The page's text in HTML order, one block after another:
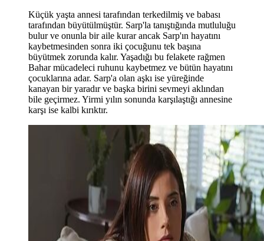
Küçük yaşta annesi tarafından terkedilmiş ve babası
tarafından büyütülmüştür. Sarp'la tanıştığında mutluluğu
bulur ve onunla bir aile kurar ancak Sarp'ın hayatını
kaybetmesinden sonra iki çocuğunu tek başına
büyütmek zorunda kalır. Yaşadığı bu felakete rağmen
Bahar mücadeleci ruhunu kaybetmez ve bütün hayatını
çocuklarına adar. Sarp'a olan aşkı ise yüreğinde
kanayan bir yaradır ve başka birini sevmeyi aklından
bile geçirmez. Yirmi yılın sonunda karşılaştığı annesine
karşı ise kalbi kırıktır.